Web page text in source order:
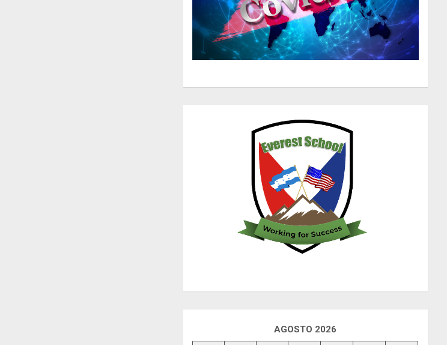
AGOSTO 2026